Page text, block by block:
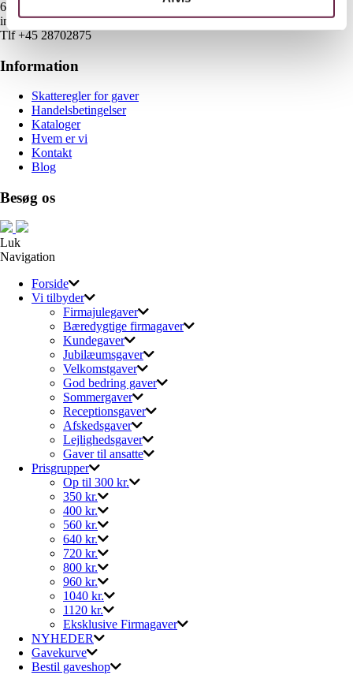
6700 Esbjerg
info@gaveshop.nu
Tlf +45 28702875
Information
Skatteregler for gaver
Handelsbetingelser
Kataloger
Hvem er vi
Kontakt
Blog
Besøg os
Luk
Navigation
Forside
Vi tilbyder
Firmajulegaver
Bæredygtige firmagaver
Kundegaver
Jubilæumsgaver
Velkomstgaver
God bedring gaver
Sommergaver
Receptionsgaver
Afskedsgaver
Lejlighedsgaver
Gaver til ansatte
Prisgrupper
Op til 300 kr.
350 kr.
400 kr.
560 kr.
640 kr.
720 kr.
800 kr.
960 kr.
1040 kr.
1120 kr.
Eksklusive Firmagaver
NYHEDER
Gavekurve
Bestil gaveshop